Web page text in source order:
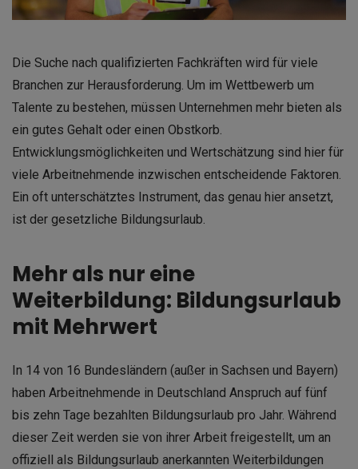
Die Suche nach qualifizierten Fachkräften wird für viele
Branchen zur Herausforderung. Um im Wettbewerb um
Talente zu bestehen, müssen Unternehmen mehr bieten als
ein gutes Gehalt oder einen Obstkorb.
Entwicklungsmöglichkeiten und Wertschätzung sind hier für
viele Arbeitnehmende inzwischen entscheidende Faktoren.
Ein oft unterschätztes Instrument, das genau hier ansetzt,
ist der gesetzliche Bildungsurlaub.
Mehr als nur eine
Weiterbildung: Bildungsurlaub
mit Mehrwert
In 14 von 16 Bundesländern (außer in Sachsen und Bayern)
haben Arbeitnehmende in Deutschland Anspruch auf fünf
bis zehn Tage bezahlten Bildungsurlaub pro Jahr. Während
dieser Zeit werden sie von ihrer Arbeit freigestellt, um an
offiziell als Bildungsurlaub anerkannten Weiterbildungen